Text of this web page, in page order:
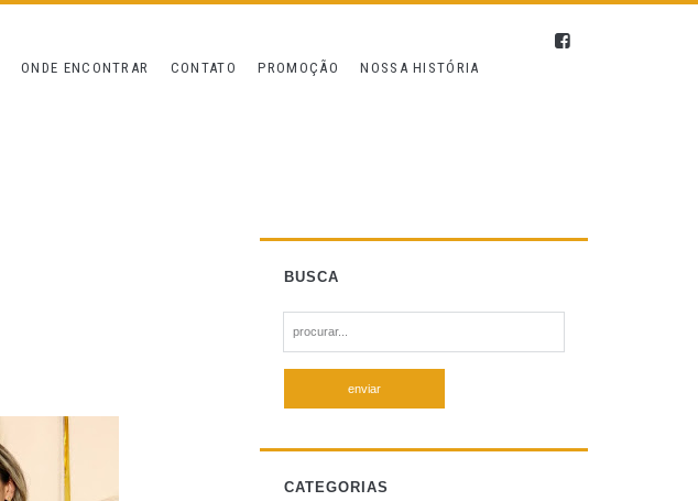
ONDE ENCONTRAR CONTATO PROMOÇÃO NOSSA HISTÓRIA
BUSCA
e
h
fCATEGORIAS